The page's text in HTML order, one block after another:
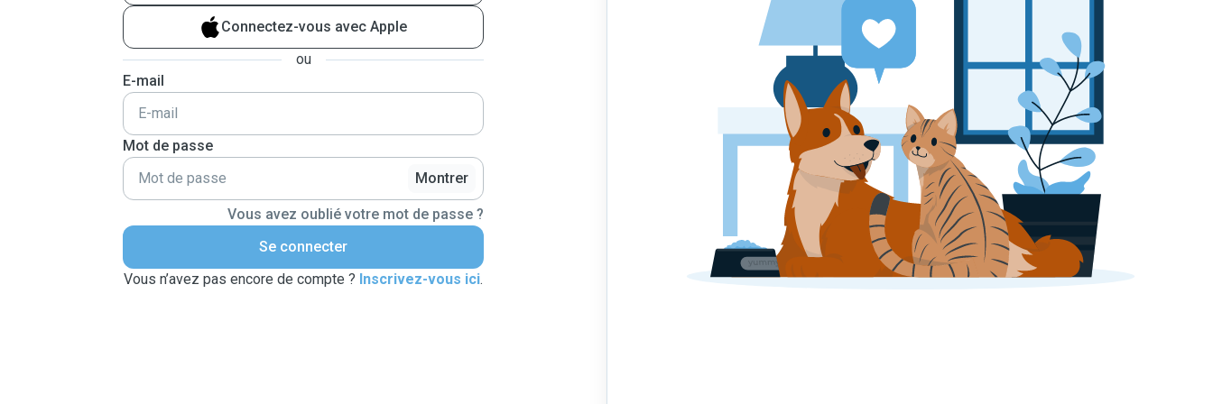
Connectez-vous avec Apple
ou
E-mail
Mot de passe
Montrer
Vous avez oublié votre mot de passe ?
Se connecter
Vous n’avez pas encore de compte ? Inscrivez-vous ici.